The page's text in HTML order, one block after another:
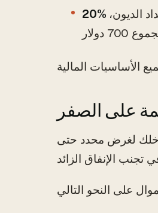
الديون،
دخلك لغرض محدد حتى